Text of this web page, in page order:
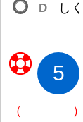
D
し
5
（ ）